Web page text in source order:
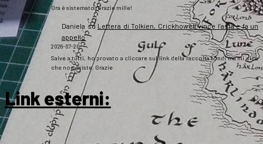
Ora è sistemato. Grazie mille!
Daniela su Lettera di Tolkien, Crickhowell vince l’asta e fa un
appello
2026-07-20
Salve a tutti, ho provato a cliccare sul link della raccolta fondi ma mi dice
che non esiste. Grazie
Link esterni: